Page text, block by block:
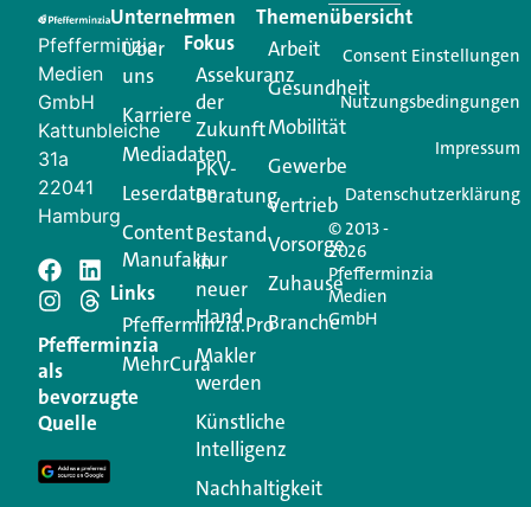
Creator für Ihre Kundenkommunikation. Alles, was
Ihren Vertriebsalltag leichter macht. Mit nur einem
Login.
Jetzt anmelden
Schreiben Sie einen
Kommentar
Ihre E-Mail-Adresse wird nicht veröffentlicht.
Erforderliche Felder sind mit
Kommentar
Pfefferminzia
Medien
GmbH
Kattunbleiche
31a
22041
Hamburg
Pfefferminzia
als
bevorzugte
Quelle
Unternehmen
Über
uns
Karriere
Mediadaten
Leserdaten
Content
Manufaktur
Links
Pfefferminzia.Pro
MehrCura
Im
Fokus
Assekuranz
der
Zukunft
PKV-
Beratung
Bestand
in
neuer
Hand
Makler
werden
Künstliche
Intelligenz
Nachhaltigkeit
Themenübersicht
Arbeit
Gesundheit
Mobilität
Gewerbe
Vertrieb
Vorsorge
Zuhause
Branche
© 2013 -
2026
Pfefferminzia
Medien
GmbH
Consent Einstellungen
Nutzungsbedingungen
Impressum
Datenschutzerklärung